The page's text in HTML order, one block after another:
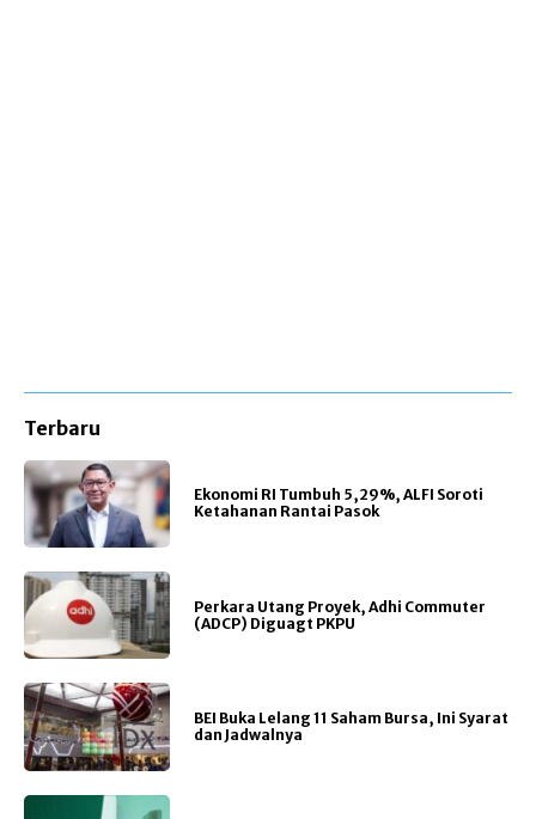
Terbaru
Ekonomi RI Tumbuh 5,29%, ALFI Soroti
Ketahanan Rantai Pasok
Perkara Utang Proyek, Adhi Commuter
(ADCP) Diguagt PKPU
BEI Buka Lelang 11 Saham Bursa, Ini Syarat
dan Jadwalnya